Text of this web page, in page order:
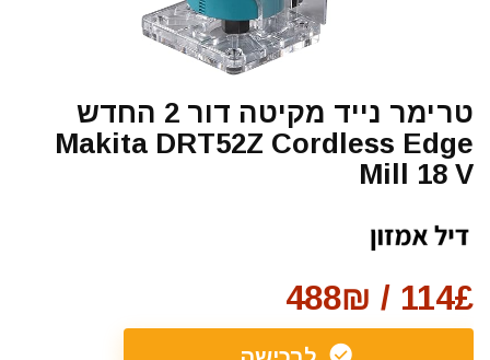
טרימר נייד מקיטה דור 2 החדש
Makita DRT52Z Cordless Edge
Mill 18 V
114£ / 488₪